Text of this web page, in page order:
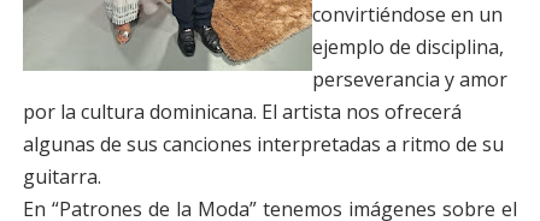
convirtiéndose en un
ejemplo de disciplina,
perseverancia y amor
por la cultura dominicana. El artista nos ofrecerá
algunas de sus canciones interpretadas a ritmo de su
guitarra.
En “Patrones de la Moda” tenemos imágenes sobre el